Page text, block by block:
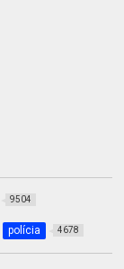
9504
polícia 4678